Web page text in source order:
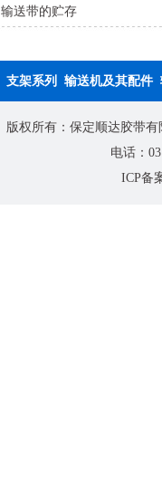
输送带的贮存
支架系列 输送机及其配件
版权所有：保定顺达胶带
电话：
ICP备